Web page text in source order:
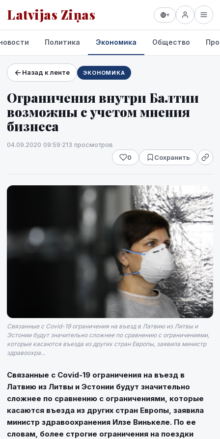
Latvijas Ziņas ▾
Проекты и сервисы
Прогноз погоды
Политика Экономика Общество
Назад к ленте ЭКОНОМИКА
Ограничения внутри Балтии
возможны с учетом мнения
бизнеса
04.09.2020 09:59·213 просмотров
0
Сохранить
Связанные с Covid-19 ограничения на въезд в Латвию из Литвы и
Эстонии будут значительно сложнее по сравнению с ограничениями,
которые касаются въезда из других стран Европы, заявила министр
здравоохра...
Связанные с Covid-19 ограничения на въезд в
Латвию из Литвы и Эстонии будут значительно
сложнее по сравнению с ограничениями, которые
касаются въезда из других стран Европы, заявила
министр здравоохранения Илзе Винькеле. По ее
словам, более строгие ограничения на поездки